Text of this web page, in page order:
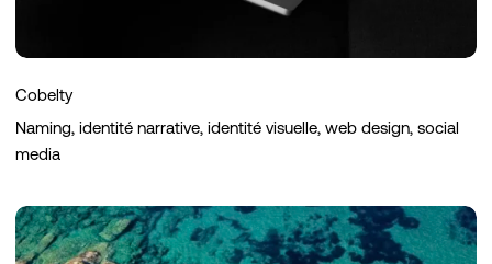
Cobelty
Naming, identité narrative, identité visuelle, web design, social
media
Villa
Mikri
Vigla